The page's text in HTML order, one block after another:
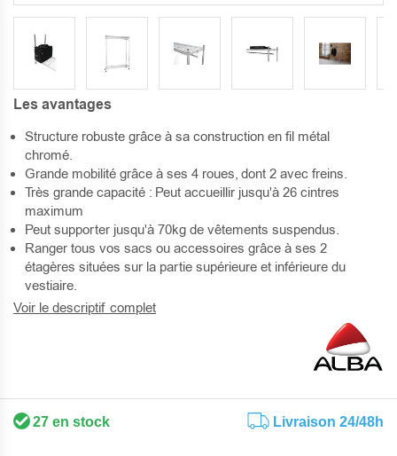
SKIP
THE
BEGINNING
OF
THE
IMAGES
GALLERY
Les avantages
Structure robuste grâce à sa construction en fil métal
chromé.
Grande mobilité grâce à ses 4 roues, dont 2 avec freins.
Très grande capacité : Peut accueillir jusqu'à 26 cintres
maximum
Peut supporter jusqu'à 70kg de vêtements suspendus.
Ranger tous vos sacs ou accessoires grâce à ses 2
étagères situées sur la partie supérieure et inférieure du
vestiaire.
Voir le descriptif complet
27 en stock Livraison 24/48h